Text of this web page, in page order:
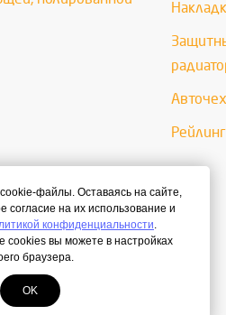
файлы. Оставаясь на сайте,
согласие на их использование и
конфиденциальности.
cookies вы можете в настройках
браузера.
OK